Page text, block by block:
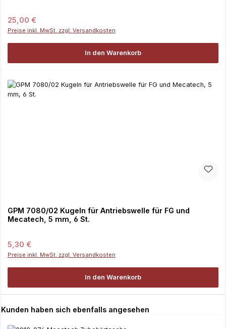
Regulärer Preis:
25,00 €
Preise inkl. MwSt. zzgl. Versandkosten
In den Warenkorb
GPM 7080/02 Kugeln für Antriebswelle für FG und
Mecatech, 5 mm, 6 St.
Regulärer Preis:
5,30 €
Preise inkl. MwSt. zzgl. Versandkosten
In den Warenkorb
Produktgalerie überspringen
Kunden haben sich ebenfalls angesehen